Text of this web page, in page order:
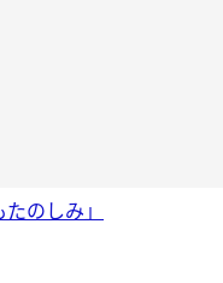
のしみ」